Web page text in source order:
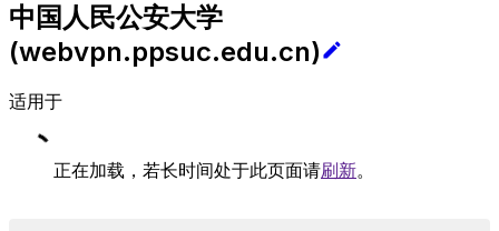
中国人民公安大学
(webvpn.ppsuc.edu.cn)
适用于
正在加载，若长时间处于此页面请刷新。